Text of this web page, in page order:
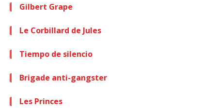
Gilbert Grape
Le Corbillard de Jules
Tiempo de silencio
Brigade anti-gangster
Les Princes